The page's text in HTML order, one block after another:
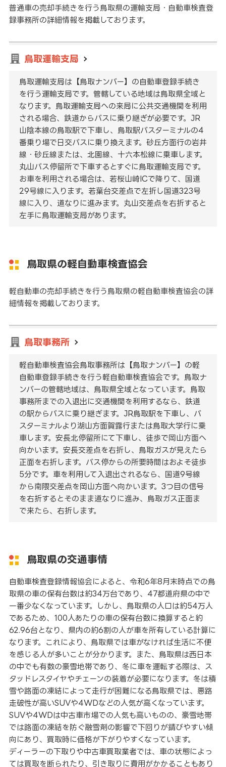
普通車の売却手続きを行う鳥取県の運輸支局・自動車検査登
録事務所の詳細情報を掲載しております。
鳥取運輸支局
鳥取運輸支局は【鳥取ナンバー】の自動車登録手続き
を行う運輸支局です。管轄している地域は鳥取県全域と
なります。鳥取運輸支局への来局に公共交通機関を利用
される場合、鉄道からバスに乗り継ぎが必要です。JR
山陰本線の鳥取駅で下車し、鳥取駅バスターミナルの4
番乗り場で日交バスに乗り換えます。砂丘方面行の岩井
線・砂丘線または、北園線、十六本松線に乗車します。
丸山バス停留所で下車するとすぐに鳥取運輸支局です。
お車を利用される場合は、若桜山崎ICで降りて、国道
29号線に入ります。若葉台交差点で左折し国道323号
線に入り、道なりに進みます。丸山交差点を右折すると
左手に鳥取運輸支局があります。
鳥取県の軽自動車検査協会
軽自動車の売却手続きを行う鳥取県の軽自動車検査協会の詳
細情報を掲載しております。
鳥取事務所
軽自動車検査協会鳥取事務所は【鳥取ナンバー】の軽
自動車登録手続きを行う軽自動車検査協会です。鳥取ナ
ンバーの管轄地域は、鳥取県全域となっています。鳥取
事務所までの入退出に交通機関を利用するなら、鉄道
の駅からバスに乗り継ぎます。JR鳥取駅を下車し、バ
スターミナルより湖山方面賀露行または鳥取大学行に乗
車します。安長北停留所にて下車し、徒歩で岡山方面へ
向かいます。安長交差点を右折し、鳥取ガスが見えたら
正面を右折します。バス停からの所要時間はおよそ徒歩
5分です。車を利用して入退出されるなら、国道9号線
から南隈交差点を岡山方面へ向かいます。3つ目の信号
を右折するとそのまま道なりに進み、鳥取ガス正面ま
で来たら、右折します。
鳥取県の交通事情
自動車検査登録情報協会によると、令和6年8月末時点での鳥
取県の車の保有台数は約34万台であり、47都道府県の中で
一番少なくなっています。しかし、鳥取県の人口は約54万人
であるため、100人あたりの車の保有台数に換算すると約
62.96台となり、県内の約6割の人が車を所有している計算に
なります。これにより、鳥取県では車がなければ生活に不便
を感じる人が多いことが分かります。また、鳥取県は西日本
の中でも有数の豪雪地帯であり、冬に車を運転する際は、ス
タッドレスタイヤやチェーンの装着が必要になります。冬は積
雪や路面の凍結によって走行が困難になる鳥取県では、悪路
走破性が高いSUVや4WDなどの人気が高くなっています。
SUVや4WDは中古車市場での人気も高いものの、豪雪地帯
では路面の凍結を防ぐ融雪剤の影響で下回りが錆びやすい傾
向にあり、買取時に価格が下がりやすくなっています。
ディーラーの下取りや中古車買取業者では、車の状態によっ
ては買取を断られたり、引き取りに費用がかかることもあり